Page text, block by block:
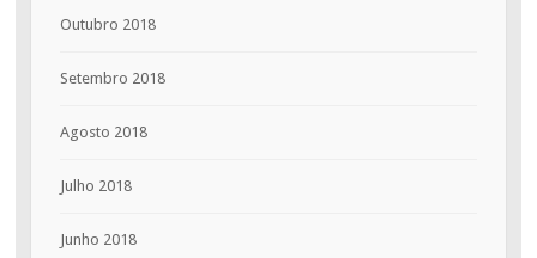
Outubro 2018
Setembro 2018
Agosto 2018
Julho 2018
Junho 2018